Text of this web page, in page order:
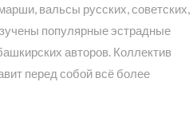
вальсы русских, советских,
популярные эстрадные
авторов. Коллектив
перед собой всё более